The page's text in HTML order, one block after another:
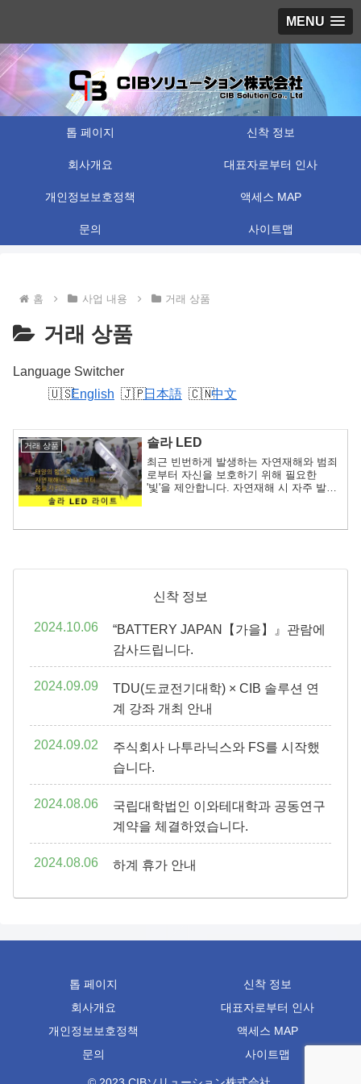
MENU
톱 페이지 신착 정보
회사개요 대표자로부터 인사
개인정보보호정책 액세스 MAP
문의 사이트맵
홈 사업 내용 거래 상품
거래 상품
Language Switcher
English
日本語 中文
거래 상품 솔라 LED
최근 빈번하게 발생하는 자연재해와 범죄
로부터 자신을 보호하기 위해 필요한
'빛'을 제안합니다. 자연재해 시 자주 발생
니다. 만일의 사태에 대비하여 상비해 두
신착 정보
“BATTERY JAPAN【가을】』관람에
감사드립니다.
2024.10.06
TDU(도쿄전기대학) × CIB 솔루션 연
계 강좌 개최 안내
2024.09.09
주식회사 나투라닉스와 FS를 시작했
습니다.
2024.09.02
국립대학법인 이와테대학과 공동연구
계약을 체결하였습니다.
2024.08.06
하계 휴가 안내
2024.08.06
톱 페이지
신착 정보
회사개요
대표자로부터 인사
개인정보보호정책
액세스 MAP
문의
사이트맵